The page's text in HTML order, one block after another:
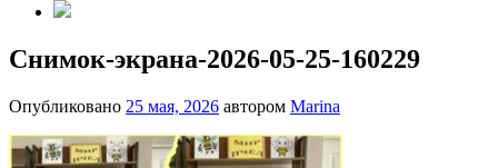
Снимок-экрана-2026-05-25-160229
Опубликовано 25 мая, 2026 автором Marina